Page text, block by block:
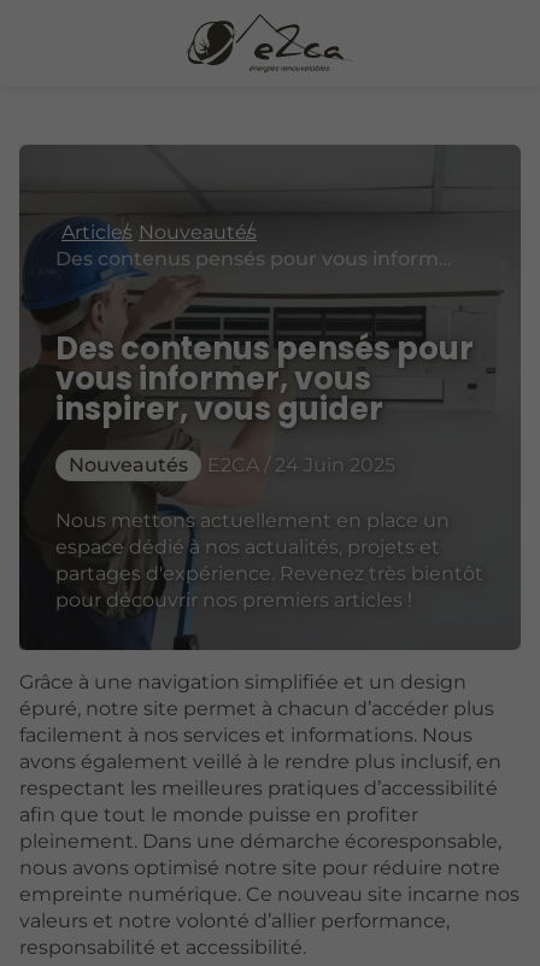
Articles Nouveautés
Des contenus pensés pour vous informer, vous inspirer, vous guider
Des contenus pensés pour
vous informer, vous
inspirer, vous guider
Nouveautés E2CA / 24 Juin 2025
Nous mettons actuellement en place un
espace dédié à nos actualités, projets et
partages d'expérience. Revenez très bientôt
pour découvrir nos premiers articles !
Grâce à une navigation simplifiée et un design
épuré, notre site permet à chacun d’accéder plus
facilement à nos services et informations. Nous
avons également veillé à le rendre plus inclusif, en
respectant les meilleures pratiques d’accessibilité
afin que tout le monde puisse en profiter
pleinement. Dans une démarche écoresponsable,
nous avons optimisé notre site pour réduire notre
empreinte numérique. Ce nouveau site incarne nos
valeurs et notre volonté d’allier performance,
responsabilité et accessibilité.